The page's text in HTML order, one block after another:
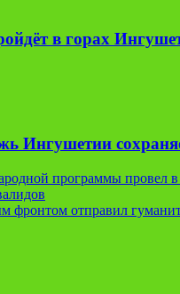
в горах
Ингушетии
программы провел
фронтом отправил